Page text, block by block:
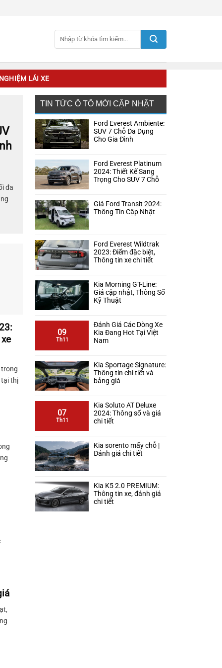
LÁI XE
đa
trong
tại thị
nội
bật
TIN TỨC Ô TÔ MỚI CẬP NHẬT
Ford Everest Ambiente:
SUV 7 Chỗ Đa Dụng
Cho Gia Đình
Ford Everest Platinum
2024: Thiết Kế Sang
Trọng Cho SUV 7 Chỗ
Giá Ford Transit 2024:
Thông Tin Cập Nhật
Ford Everest Wildtrak
2023: Điểm đặc biệt,
Thông tin xe chi tiết
Kia Morning GT-Line:
Giá cập nhật, Thông Số
Kỹ Thuật
09
Th11
Đánh Giá Các Dòng Xe
Kia Đang Hot Tại Việt
Nam
Kia Sportage Signature:
Thông tin chi tiết và
bảng giá
07
Th11
Kia Soluto AT Deluxe
2024: Thông số và giá
chi tiết
Kia sorento mấy chỗ |
Đánh giá chi tiết
Kia K5 2.0 PREMIUM:
Thông tin xe, đánh giá
chi tiết